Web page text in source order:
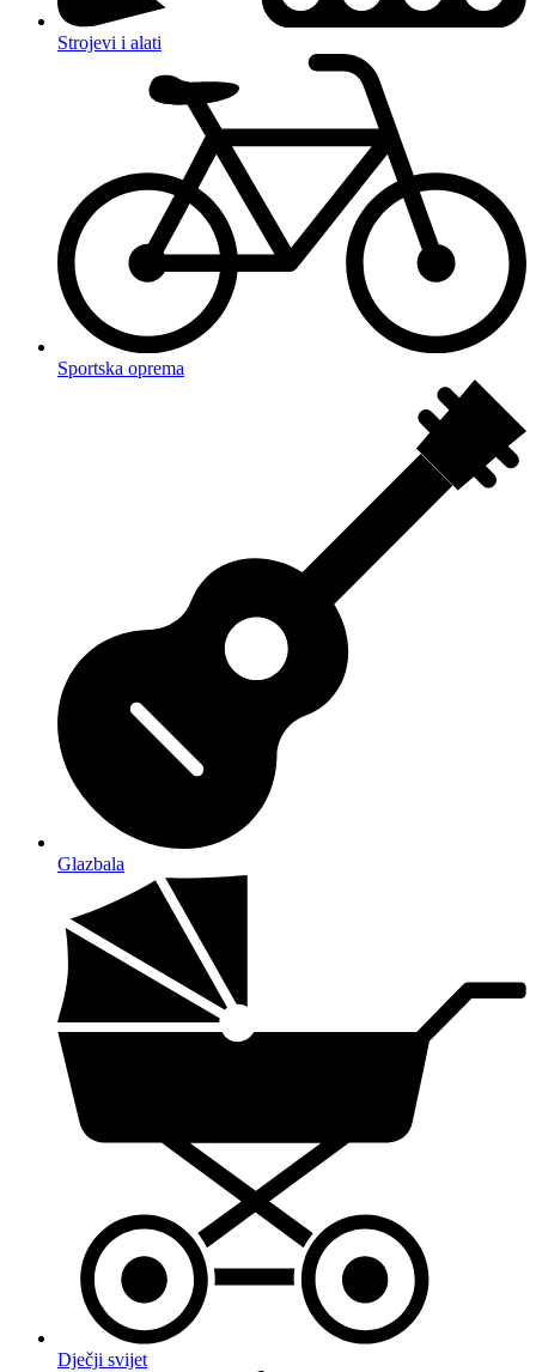
Strojevi i alati
Sportska oprema
Glazbala
Dječji svijet